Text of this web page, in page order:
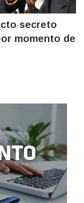
secreto
momento de